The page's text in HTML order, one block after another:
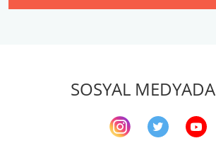
SOSYAL MEDYADA